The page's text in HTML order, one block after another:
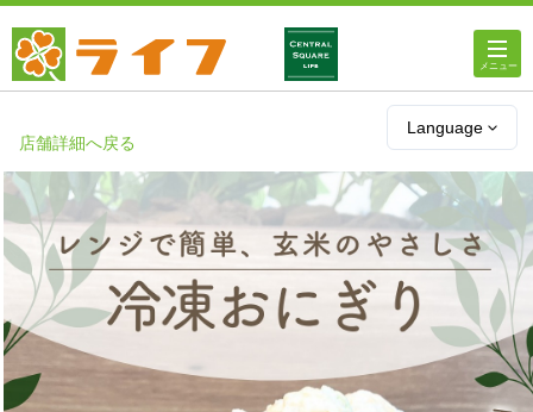
Language
店舗・チラシ情報
ライフのオンラインストア
ライフネットスーパー
企業情報
店舗詳細へ戻る